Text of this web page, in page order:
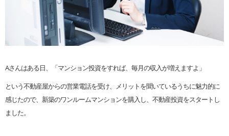
Aさんはある日、「マンション投資をすれば、毎月の収入が増えますよ」
という不動産屋からの営業電話を受け、メリットを聞いているうちに魅力的に
感じたので、新築のワンルームマンションを購入し、不動産投資をスタートし
ました。